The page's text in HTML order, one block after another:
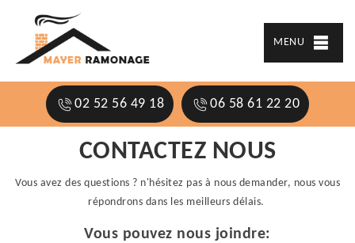
MENU
02 52 56 49 18 06 58 61 22 20
CONTACTEZ NOUS
Vous avez des questions ? n'hésitez pas à nous demander, nous vous
répondrons dans les meilleurs délais.
Vous pouvez nous joindre: